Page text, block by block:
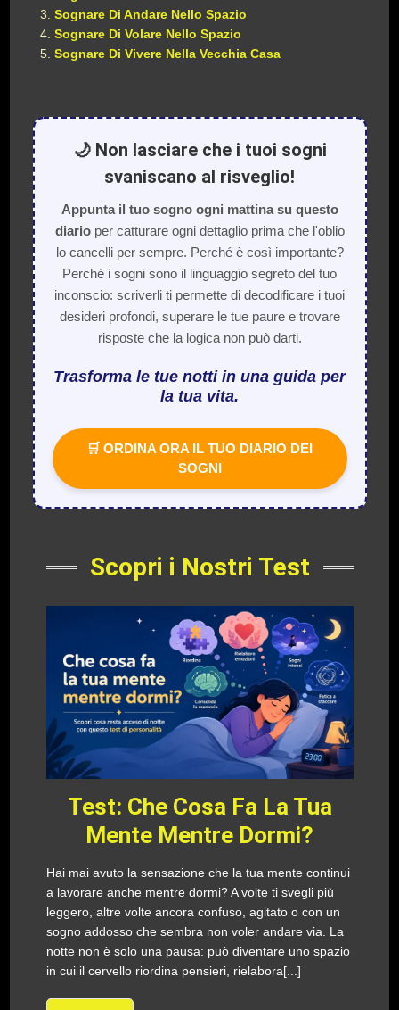
Sognare Di Andare Nello Spazio
Sognare Di Volare Nello Spazio
Sognare Di Vivere Nella Vecchia Casa
🌙 Non lasciare che i tuoi sogni
svaniscano al risveglio!
Appunta il tuo sogno ogni mattina su questo
diarioper catturare ogni dettaglio prima che l'oblio
lo cancelli per sempre. Perché è così importante?
Perché i sogni sono il linguaggio segreto del tuo
inconscio: scriverli ti permette di decodificare i tuoi
desideri profondi, superare le tue paure e trovare
risposte che la logica non può darti.
Trasforma le tue notti in una guida per
la tua vita.
🛒 ORDINA ORA IL TUO DIARIO DEI
SOGNI
Scopri i Nostri Test
Test: Che Cosa Fa La Tua
Mente Mentre Dormi?
Hai mai avuto la sensazione che la tua mente continui
a lavorare anche mentre dormi? A volte ti svegli più
leggero, altre volte ancora confuso, agitato o con un
sogno addosso che sembra non voler andare via. La
notte non è solo una pausa: può diventare uno spazio
in cui il cervello riordina pensieri, rielabora[...]